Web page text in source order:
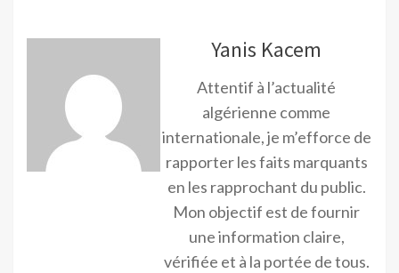
Yanis Kacem
Attentif à l’actualité
algérienne comme
internationale, je m’efforce de
rapporter les faits marquants
en les rapprochant du public.
Mon objectif est de fournir
une information claire,
vérifiée et à la portée de tous.